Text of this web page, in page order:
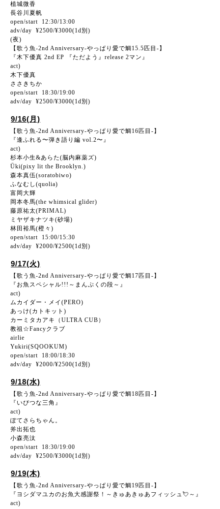
植城微香
長谷川夏帆
open/start 12:30/13:00
adv/day ¥2500/¥3000(1d別)
(夜)
【歌う魚-2nd Anniversary-やっぱり愛で鯛15.5匹目-】
『木下優真 2nd EP 『ただよう』release 2マン』
act)
木下優真
ささきちか
open/start 18:30/19:00
adv/day ¥2500/¥3000(1d別)
9/16(月)
【歌う魚-2nd Anniversary-やっぱり愛で鯛16匹目-】
『逢ふれる〜弾き語り編 vol.2〜』
act)
杉本小生&あらた(脳内麻薬ズ)
Ūki(pixy lit the Brooklyn.)
森本真伍(soratobiwo)
ふなむし(quolia)
富岡大輝
岡本冬馬(the whimsical glider)
藤原祐太(PRIMAL)
ミヤザキナツキ(砂場)
林田裕馬(橙々)
open/start 15:00/15:30
adv/day ¥2000/¥2500(1d別)
9/17(火)
【歌う魚-2nd Anniversary-やっぱり愛で鯛17匹目-】
『お魚スペシャル!!!～まんぷくの段～』
act)
ムカイダー・メイ(PERO)
あっけ(カトキット)
カーミタカアキ（ULTRA CUB）
教祖☆Fancyクラブ
airlie
Yukiri(SQOOKUM)
open/start 18:00/18:30
adv/day ¥2000/¥2500(1d別)
9/18(水)
【歌う魚-2nd Anniversary-やっぱり愛で鯛18匹目-】
『いびつな三角』
act)
ぽてさらちゃん。
斧出拓也
小森亮汰
open/start 18:30/19:00
adv/day ¥2500/¥3000(1d別)
9/19(木)
【歌う魚-2nd Anniversary-やっぱり愛で鯛19匹目-】
『ヨシダマユカのお魚大感謝祭！～きゅあきゅあフィッシュ💘～』
act)